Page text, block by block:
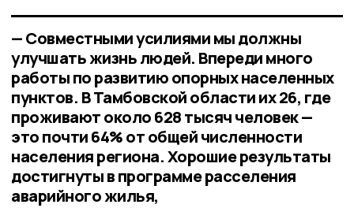
— Совместными усилиями мы должны
улучшать жизнь людей. Впереди много
работы по развитию опорных населенных
пунктов. В Тамбовской области их 26, где
проживают около 628 тысяч человек —
это почти 64% от общей численности
населения региона. Хорошие результаты
достигнуты в программе расселения
аварийного жилья,